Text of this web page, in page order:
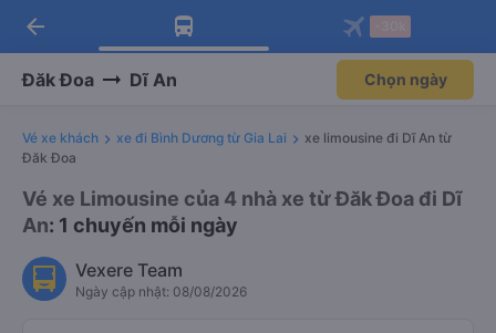
Tải app Vexere ngay!
Nhận ưu đãi thành viên độc
Mở app
Tải app Vexere
-30k/ghế khi đặt vé máy bay qua
Mở app
arrow_back
Đăk Đoa Dĩ An Chọn ngày
Vé xe khách xe đi Bình Dương từ Gia Lai
xe limousine đi Dĩ An từ
Đăk Đoa
Vé xe Limousine của 4 nhà xe từ Đăk Đoa đi Dĩ
An: 1 chuyến mỗi ngày
Vexere Team
Ngày cập nhật: 08/08/2026